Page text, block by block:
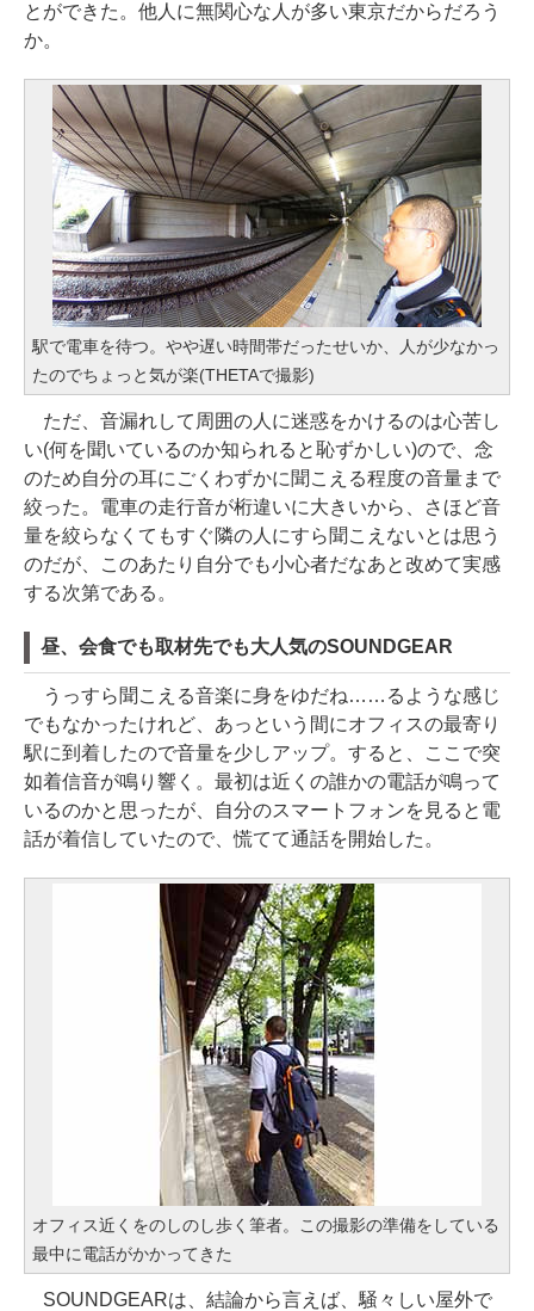
とができた。他人に無関心な人が多い東京だからだろう
か。
駅で電車を待つ。やや遅い時間帯だったせいか、人が少なかっ
たのでちょっと気が楽(THETAで撮影)
ただ、音漏れして周囲の人に迷惑をかけるのは心苦し
い(何を聞いているのか知られると恥ずかしい)ので、念
のため自分の耳にごくわずかに聞こえる程度の音量まで
絞った。電車の走行音が桁違いに大きいから、さほど音
量を絞らなくてもすぐ隣の人にすら聞こえないとは思う
のだが、このあたり自分でも小心者だなあと改めて実感
する次第である。
昼、会食でも取材先でも大人気のSOUNDGEAR
うっすら聞こえる音楽に身をゆだね……るような感じ
でもなかったけれど、あっという間にオフィスの最寄り
駅に到着したので音量を少しアップ。すると、ここで突
如着信音が鳴り響く。最初は近くの誰かの電話が鳴って
いるのかと思ったが、自分のスマートフォンを見ると電
話が着信していたので、慌てて通話を開始した。
オフィス近くをのしのし歩く筆者。この撮影の準備をしている
最中に電話がかかってきた
SOUNDGEARは、結論から言えば、騒々しい屋外で